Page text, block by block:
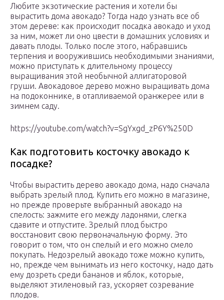
Любите экзотические растения и хотели бы
вырастить дома авокадо? Тогда надо узнать все об
этом дереве: как происходит посадка авокадо и уход
за ним, может ли оно цвести в домашних условиях и
давать плоды. Только после этого, набравшись
терпения и вооружившись необходимыми знаниями,
можно приступать к длительному процессу
выращивания этой необычной аллигаторовой
груши. Авокадовое дерево можно выращивать дома
на подоконнике, в отапливаемой оранжерее или в
зимнем саду.
https://youtube.com/watch?v=SgYxgd_zP6Y%250D
Как подготовить косточку авокадо к
посадке?
Чтобы вырастить дерево авокадо дома, надо сначала
выбрать зрелый плод. Купить его можно в магазине,
но прежде проверьте выбранный авокадо на
спелость: зажмите его между ладонями, слегка
сдавите и отпустите. Зрелый плод быстро
восстановит свою первоначальную форму. Это
говорит о том, что он спелый и его можно смело
покупать. Недозрелый авокадо тоже можно купить,
но, прежде чем вынимать из него косточку, надо дать
ему дозреть среди бананов и яблок, которые,
выделяют этиленовый газ, ускоряет созревание
плодов.